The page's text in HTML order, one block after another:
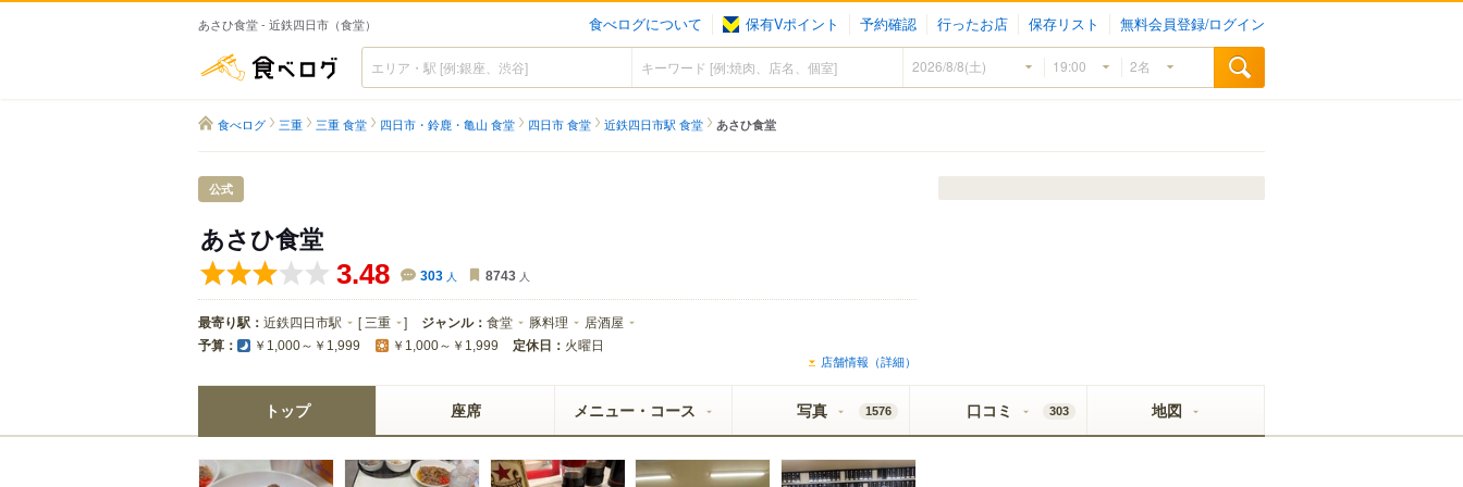
あさひ食堂 - 近鉄四日市（食堂） 食べログについて 保有Vポイント 予約確認 行ったお店 保存リスト 無料会員登録/ログイン
食べログ
食べログ 三重 三重 食堂 四日市・鈴鹿・亀山 食堂 四日市 食堂 近鉄四日市駅 食堂 あさひ食堂
公式
あさひ食堂
3.48 303 人 8743 人
最寄り駅： 近鉄四日市駅 [ 三重 ] ジャンル： 食堂 豚料理 居酒屋
予算： ￥1,000～￥1,999 ￥1,000～￥1,999 定休日： 火曜日
店舗情報（詳細）
トップ 座席 メニュー・コース 写真 1576 口コミ 303 地図